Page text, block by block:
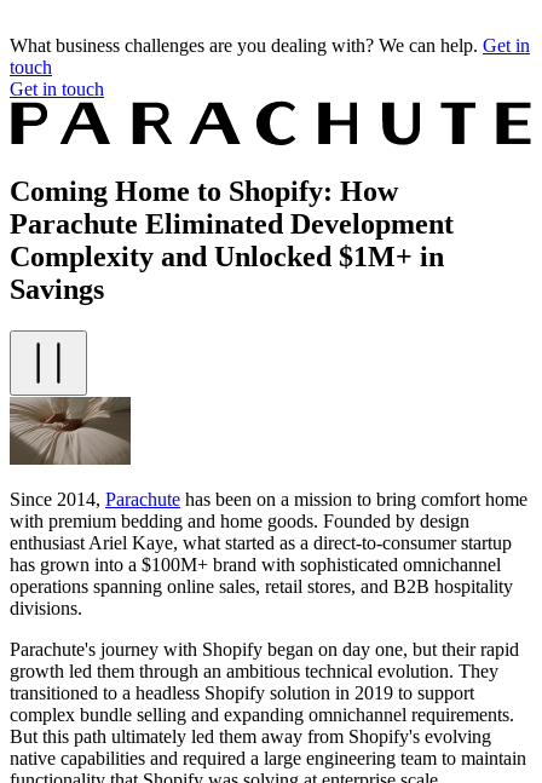
What business challenges are you dealing with? We can help. Get in
touch
Get in touch
Coming Home to Shopify: How
Parachute Eliminated Development
Complexity and Unlocked $1M+ in
Savings
Since 2014, Parachute has been on a mission to bring comfort home
with premium bedding and home goods. Founded by design
enthusiast Ariel Kaye, what started as a direct-to-consumer startup
has grown into a $100M+ brand with sophisticated omnichannel
operations spanning online sales, retail stores, and B2B hospitality
divisions.
Parachute's journey with Shopify began on day one, but their rapid
growth led them through an ambitious technical evolution. They
transitioned to a headless Shopify solution in 2019 to support
complex bundle selling and expanding omnichannel requirements.
But this path ultimately led them away from Shopify's evolving
native capabilities and required a large engineering team to maintain